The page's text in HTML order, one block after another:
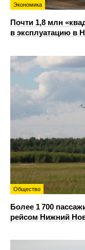
Экономика
Почти 1,8 млн
в эксплуатацию в
Общество
Более 1 700
рейсом Нижний